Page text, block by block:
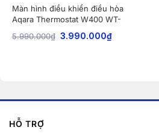
Màn hình điều khiển điều hòa
Aqara Thermostat W400 WT-
5.990.000₫ 3.990.000₫
HỖ TRỢ